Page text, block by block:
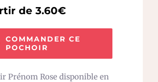
sur
de 3.60€
COMMANDER CE
POCHOIR
Prénom Rose disponible en